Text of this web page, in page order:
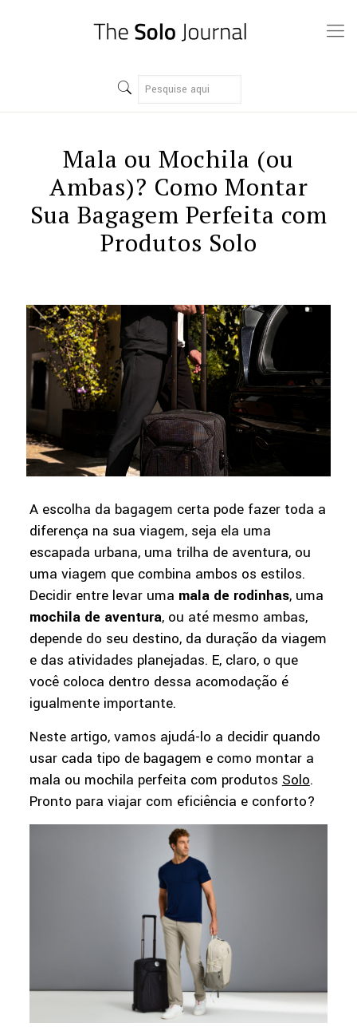
Mala ou Mochila (ou
Ambas)? Como Montar
Sua Bagagem Perfeita com
Produtos Solo
A escolha da bagagem certa pode fazer toda a
diferença na sua viagem, seja ela uma
escapada urbana, uma trilha de aventura, ou
uma viagem que combina ambos os estilos.
Decidir entre levar uma mala de rodinhas, uma
mochila de aventura, ou até mesmo ambas,
depende do seu destino, da duração da viagem
e das atividades planejadas. E, claro, o que
você coloca dentro dessa acomodação é
igualmente importante.
Neste artigo, vamos ajudá-lo a decidir quando
usar cada tipo de bagagem e como montar a
mala ou mochila perfeita com produtos Solo.
Pronto para viajar com eficiência e conforto?